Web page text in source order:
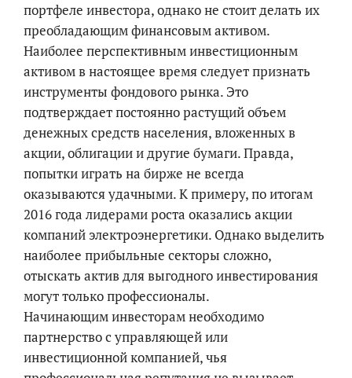
портфеле инвестора, однако не стоит делать их
преобладающим финансовым активом.
Наиболее перспективным инвестиционным
активом в настоящее время следует признать
инструменты фондового рынка. Это
подтверждает постоянно растущий объем
денежных средств населения, вложенных в
акции, облигации и другие бумаги. Правда,
попытки играть на бирже не всегда
оказываются удачными. К примеру, по итогам
2016 года лидерами роста оказались акции
компаний электроэнергетики. Однако выделить
наиболее прибыльные секторы сложно,
отыскать актив для выгодного инвестирования
могут только профессионалы.
Начинающим инвесторам необходимо
партнерство с управляющей или
инвестиционной компанией, чья